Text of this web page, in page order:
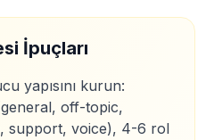
İpuçları
yapısını kurun:
off-topic,
support, voice), 4-6 rol